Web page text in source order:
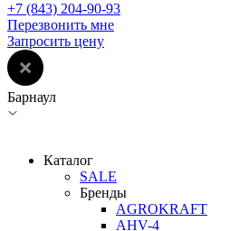
+7 (843) 204-90-93
Перезвонить мне
Запросить цену
Барнаул
Каталог
SALE
Бренды
AGROKRAFT
AHV-4